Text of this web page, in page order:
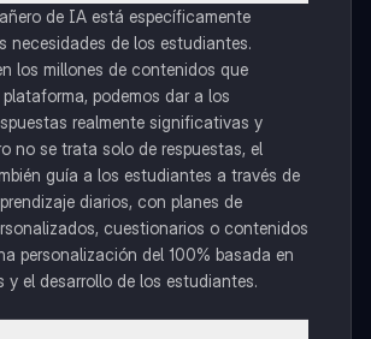
de IA está específicamente
necesidades de los estudiantes.
los millones de contenidos que
podemos dar a los
realmente significativas y
no se trata solo de respuestas, el
guía a los estudiantes a través de
diarios, con planes de
cuestionarios o contenidos
personalización del 100% basada en
y el desarrollo de los estudiantes.